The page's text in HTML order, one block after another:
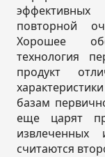
повторной
Хорошее
технология
продукт
базам
еще царят
извлеченных
считаются